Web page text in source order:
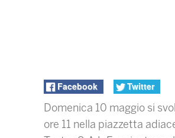
Facebook Twitter
Domenica 10 maggio si
ore 11 nella piazzetta